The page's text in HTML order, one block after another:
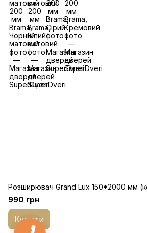
Розширювач Grand Lux 150*2000 мм
990 грн
Купити